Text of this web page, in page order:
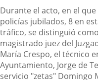
Durante el acto, en el
policías jubilados, 8 en
tráfico, se distinguió
magistrado juez del
María Crespo, el técnico
Ayuntamiento, Jorge de
servicio "zetas" Domingo